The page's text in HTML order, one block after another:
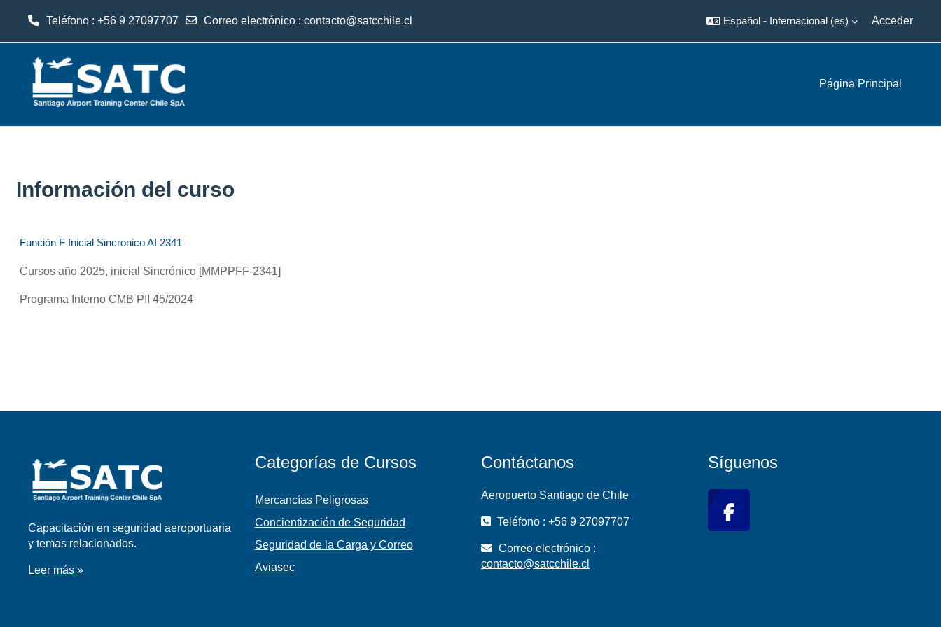
Teléfono : +56 9 27097707 Correo electrónico : contacto@satcchile.cl Español - Internacional ‎(es)‎ Acceder
Página Principal
Información del curso
Función F Inicial Sincronico AI 2341
Cursos año 2025, inicial Sincrónico [MMPPFF-2341]
Programa Interno CMB PII 45/2024
Capacitación en seguridad aeroportuaria
y temas relacionados.
Leer más »
Categorías de Cursos
Mercancías Peligrosas
Concientización de Seguridad
Seguridad de la Carga y Correo
Aviasec
Contáctanos
Aeropuerto Santiago de Chile
Teléfono : +56 9 27097707
Correo electrónico :
contacto@satcchile.cl
Síguenos